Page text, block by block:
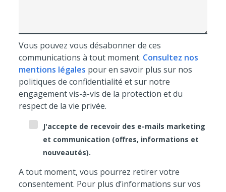
Vous pouvez vous désabonner de ces
communications à tout moment. Consultez nos
mentions légales pour en savoir plus sur nos
politiques de confidentialité et sur notre
engagement vis-à-vis de la protection et du
respect de la vie privée.
J'accepte de recevoir des e-mails marketing
et communication (offres, informations et
nouveautés).
A tout moment, vous pourrez retirer votre
consentement. Pour plus d’informations sur vos